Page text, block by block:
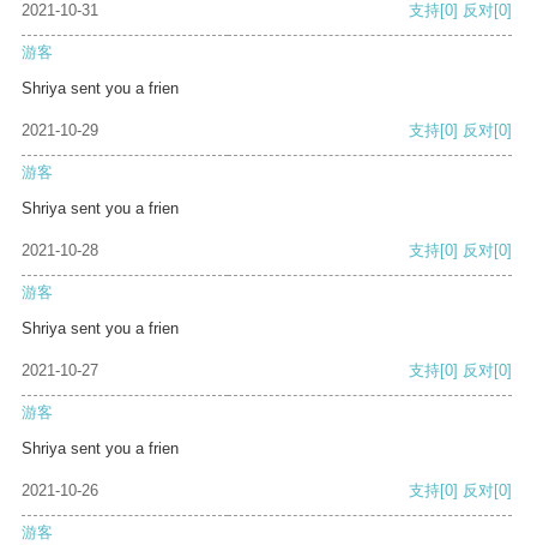
2021-10-31 支持[0] 反对[0]
游客
Shriya sent you a frien
2021-10-29 支持[0] 反对[0]
游客
Shriya sent you a frien
2021-10-28 支持[0] 反对[0]
游客
Shriya sent you a frien
2021-10-27 支持[0] 反对[0]
游客
Shriya sent you a frien
2021-10-26 支持[0] 反对[0]
游客